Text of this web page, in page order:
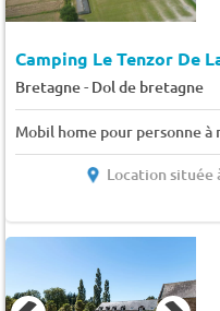
Camping Le Tenzor De
Bretagne- Dol de bretagne
Location située